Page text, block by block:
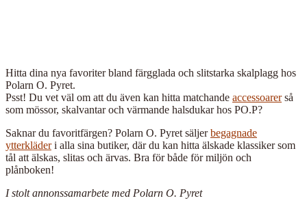
Hitta dina nya favoriter bland färgglada och slitstarka skalplagg hos
Polarn O. Pyret.
Psst! Du vet väl om att du även kan hitta matchande accessoarerså
som mössor, skalvantar och värmande halsdukar hos PO.P?
Saknar du favoritfärgen? Polarn O. Pyret säljerbegagnade
ytterkläderi alla sina butiker, där du kan hitta älskade klassiker som
tål att älskas, slitas och ärvas. Bra för både för miljön och
plånboken!
I stolt annonssamarbete med Polarn O. Pyret